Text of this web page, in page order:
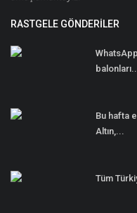
RASTGELE GÖNDERILER
balonları...
Bu hafta
Altın,...
Tüm